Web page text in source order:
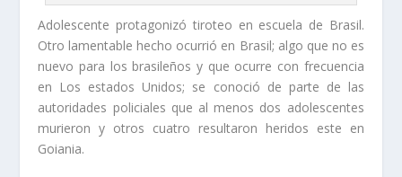
Adolescente protagonizó tiroteo en escuela de Brasil.
Otro lamentable hecho ocurrió en Brasil; algo que no es
nuevo para los brasileños y que ocurre con frecuencia
en Los estados Unidos; se conoció de parte de las
autoridades policiales que al menos dos adolescentes
murieron y otros cuatro resultaron heridos este en
Goiania.